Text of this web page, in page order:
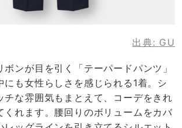
出典: GU
ンが目を引く「テーパードパンツ」
にも女性らしさを感じられる1着。シ
チな雰囲気もまとえて、コーデをきれ
くれます。腰回りのボリュームをカバ